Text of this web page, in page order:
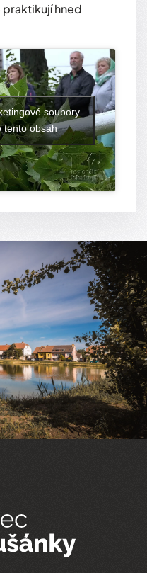
praktikují hned
soubory
tento obsah